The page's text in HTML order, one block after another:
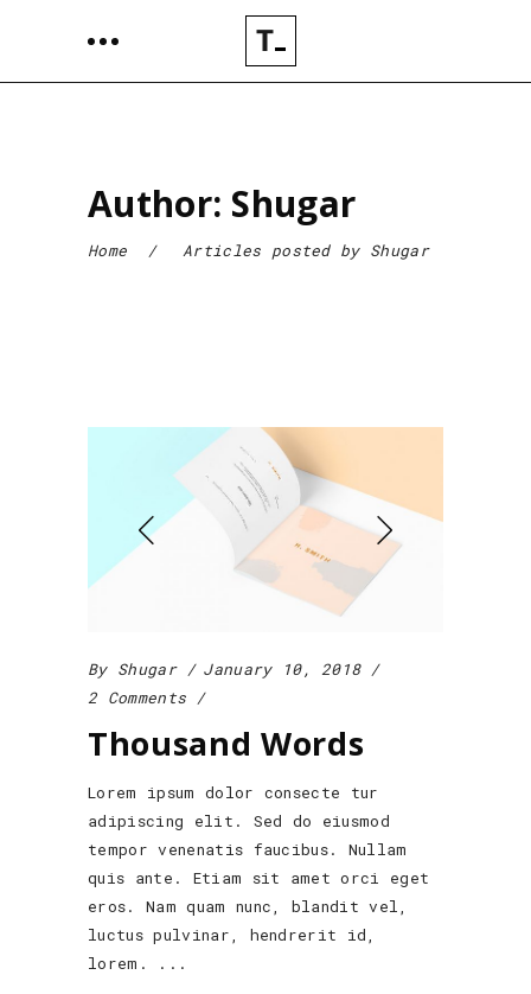
Author: Shugar
Home / Articles posted by Shugar
By Shugar
January 10, 2018
2 Comments
Thousand Words
Lorem ipsum dolor consecte tur
adipiscing elit. Sed do eiusmod
tempor venenatis faucibus. Nullam
quis ante. Etiam sit amet orci eget
eros. Nam quam nunc, blandit vel,
luctus pulvinar, hendrerit id,
lorem.